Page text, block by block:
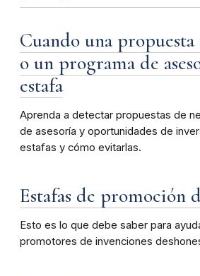
Cuando una
o un programa de
estafa
Aprenda a detectar propuestas de
de asesoría y oportunidades de
estafas y cómo evitarlas.
Estafas de promoción
Esto es lo que debe saber para
promotores de invenciones